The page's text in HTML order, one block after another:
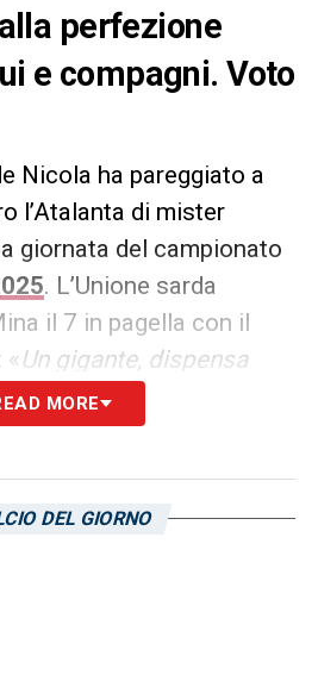
perfezione
e compagni. Voto
Nicola ha pareggiato a
l’Atalanta di mister
giornata del campionato
. L’Unione sarda
il 7 in pagella con il
Un gigante, dispensa
parte perfino le sue
da calcio di
A un certo punto
MORE
DEL GIORNO